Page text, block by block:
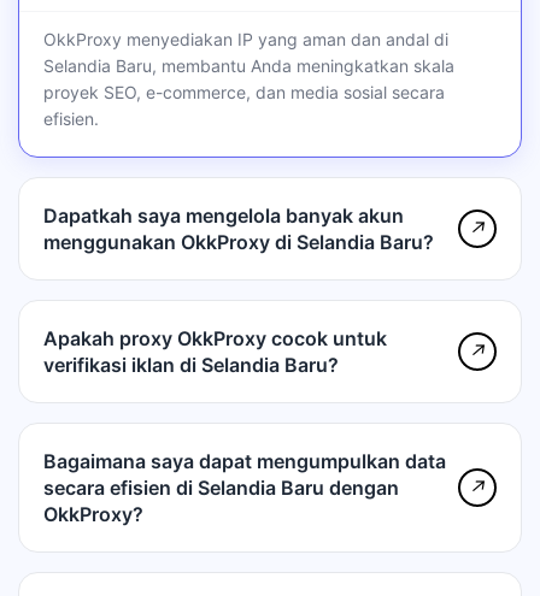
OkkProxy menyediakan IP yang aman dan andal di
Selandia Baru, membantu Anda meningkatkan skala
proyek SEO, e-commerce, dan media sosial secara
efisien.
Dapatkah saya mengelola banyak akun
menggunakan OkkProxy di Selandia Baru?
↗
Apakah proxy OkkProxy cocok untuk
verifikasi iklan di Selandia Baru?
↗
Bagaimana saya dapat mengumpulkan data
secara efisien di Selandia Baru dengan
OkkProxy?
↗